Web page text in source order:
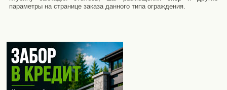
параметры на странице заказа данного типа ограждения.